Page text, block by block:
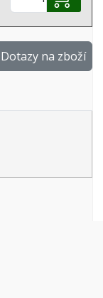
Dotazy na zboží